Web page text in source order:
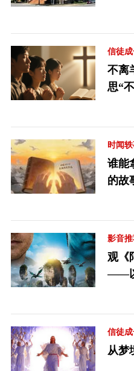
信徒
不离
思“
时闻
谁能
的故
影音
观《
——
信徒
从梦